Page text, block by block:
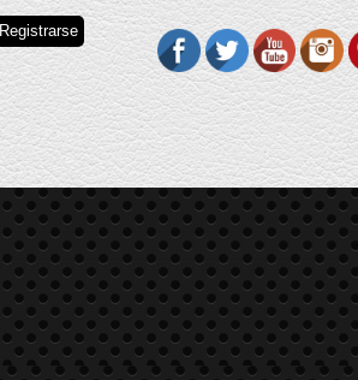
Registrarse